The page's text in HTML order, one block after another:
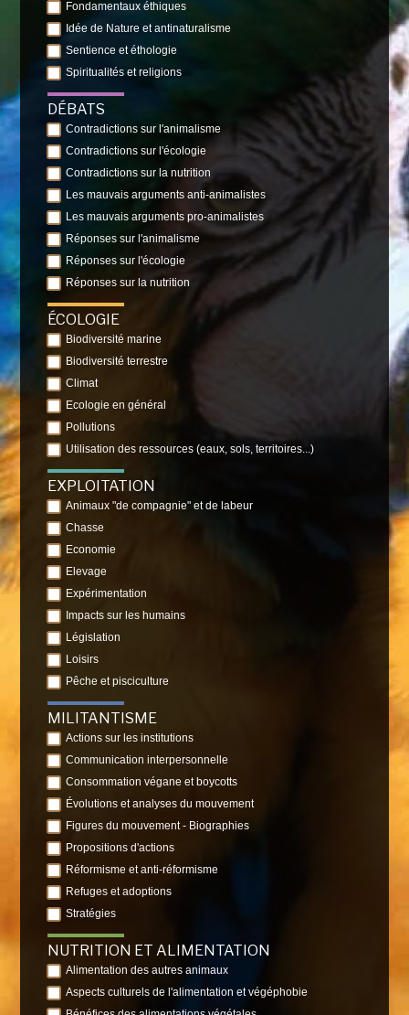
Fondamentaux éthiques
Idée de Nature et antinaturalisme
Sentience et éthologie
Spiritualités et religions
DÉBATS
Contradictions sur l'animalisme
Contradictions sur l'écologie
Contradictions sur la nutrition
Les mauvais arguments anti-animalistes
Les mauvais arguments pro-animalistes
Réponses sur l'animalisme
Réponses sur l'écologie
Réponses sur la nutrition
ÉCOLOGIE
Biodiversité marine
Biodiversité terrestre
Climat
Ecologie en général
Pollutions
Utilisation des ressources (eaux, sols, territoires...)
EXPLOITATION
Animaux "de compagnie" et de labeur
Chasse
Economie
Elevage
Expérimentation
Impacts sur les humains
Législation
Loisirs
Pêche et pisciculture
MILITANTISME
Actions sur les institutions
Communication interpersonnelle
Consommation végane et boycotts
Évolutions et analyses du mouvement
Figures du mouvement - Biographies
Propositions d'actions
Réformisme et anti-réformisme
Refuges et adoptions
Stratégies
NUTRITION ET ALIMENTATION
Alimentation des autres animaux
Aspects culturels de l'alimentation et végéphobie